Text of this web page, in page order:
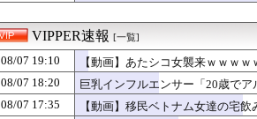
【ポケモンチャンピオンズ】ピカチュウやイー
【ウルトラセブン】ロボット長官が登場！！
【ラブライブ！】【画像】ニジガク京まふドス
小町「え！？お兄ちゃんが一人暮らし！？」
【ホロEN】カリオペ、劇場版『メイドインア
#韓国質問サイト 『韓国は光復した？独立した
VIPPER速報 [一覧]
08/07 19:10
【動画】あたシコ女襲来ｗｗｗ
08/07 18:20
巨乳インフルエンサー「20歳で
08/07 17:35
【動画】移民ベトナム女達の宅